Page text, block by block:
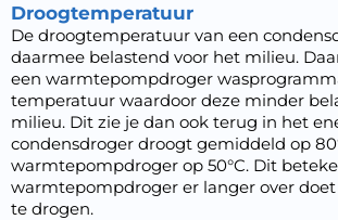
Droogtemperatuur
De droogtemperatuur van een
daarmee belastend voor het milieu.
een warmtepompdroger
temperatuur waardoor deze minder
milieu. Dit zie je dan ook terug in het
condensdroger droogt gemiddeld op
warmtepompdroger op 50°C. Dit
warmtepompdroger er langer over
te drogen.